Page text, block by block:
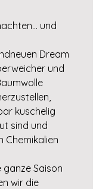
und
Dream
und
kuschelig
sind und
Chemikalien
ganze Saison
wir die